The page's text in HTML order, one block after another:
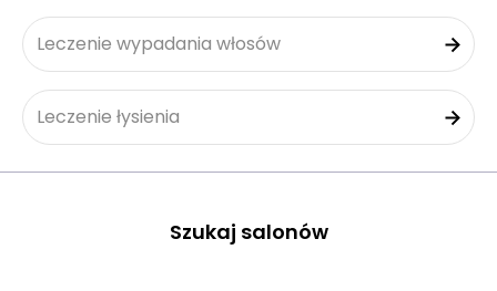
Leczenie wypadania włosów
Leczenie łysienia
Szukaj salonów